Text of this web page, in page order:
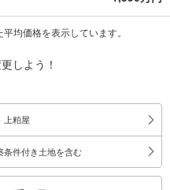
均価格を表示しています。
しよう！
上粕屋
条件付き土地を含む